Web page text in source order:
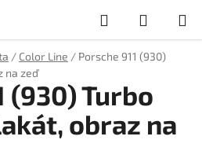
Hledat
KOŠÍK
/ Color Line / Porsche 911 (930)
na zeď
(930) Turbo
obraz na